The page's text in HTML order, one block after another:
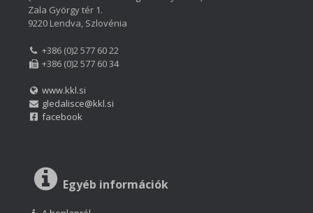
Zala György tér 1.
9220 Lendva, Szlovénia
+386 (0)2 577 60 22
+386 (0)2 577 60 34
www.kkl.si
gledalisce@kkl.si
facebook
Egyéb információk